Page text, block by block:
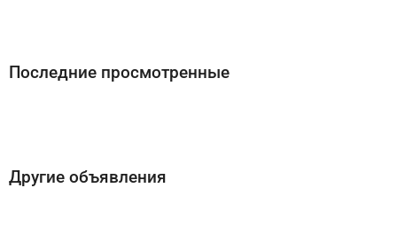
Последние просмотренные
Другие объявления